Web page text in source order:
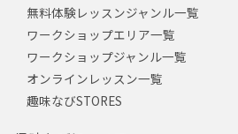
無料体験レッスンジャンル一覧
ワークショップエリア一覧
ワークショップジャンル一覧
オンラインレッスン一覧
趣味なびSTORES